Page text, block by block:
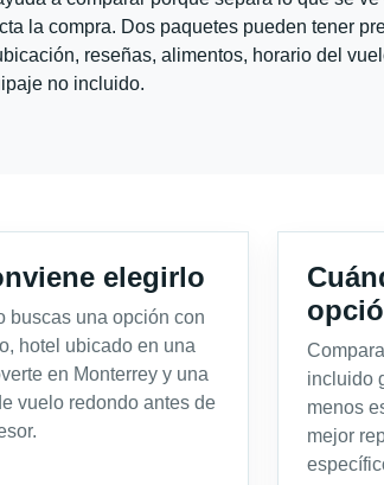
la compra. Dos paquetes pueden tener
reseñas, alimentos, horario del
no incluido.
elegirlo
buscas una opción con
hotel ubicado en una
en Monterrey y una
vuelo redondo antes de
incluido
menos
mejor